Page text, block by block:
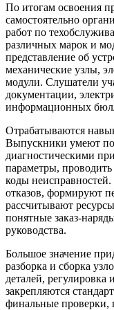
По итогам освоения
самостоятельно
работ по
различных марок и
представление об
механические узлы,
модули. Слушатели
документации,
информационных
Отрабатываются
Выпускники умеют
диагностическими
параметры, проводить
коды
отказов, формируют
рассчитывают
понятные
руководства.
Большое значение
разборка и сборка
деталей, регулировка
закрепляются
финальные проверки,